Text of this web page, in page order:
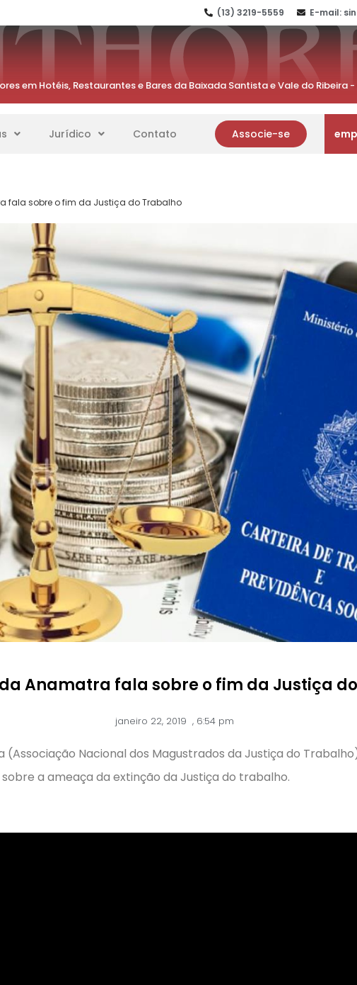
(13) 3219-5559 E-mail:
em Hotéis, Restaurantes e Bares da Baixada Santista e Vale do Ribeira
Jurídico Contato Associe-se
fala sobre o fim da Justiça do Trabalho
Anamatra fala sobre o fim da Justiça
janeiro 22, 2019 , 6:54 pm
(Associação Nacional dos Magustrados da Justiça do
a ameaça da extinção da Justiça do trabalho.